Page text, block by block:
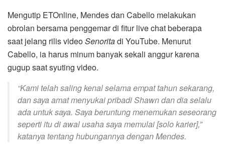
Mengutip ETOnline, Mendes dan Cabello melakukan
obrolan bersama penggemar di fitur live chat beberapa
saat jelang rilis videoSenoritadi YouTube. Menurut
Cabello, ia harus minum banyak sekali anggur karena
gugup saat syuting video.
“Kami telah saling kenal selama empat tahun sekarang,
dan saya amat menyukai pribadi Shawn dan dia selalu
ada untuk saya. Saya beruntung menemukan seseorang
seperti itu di awal usaha saya memulai [solo karier],”
katanya tentang hubungannya dengan Mendes.